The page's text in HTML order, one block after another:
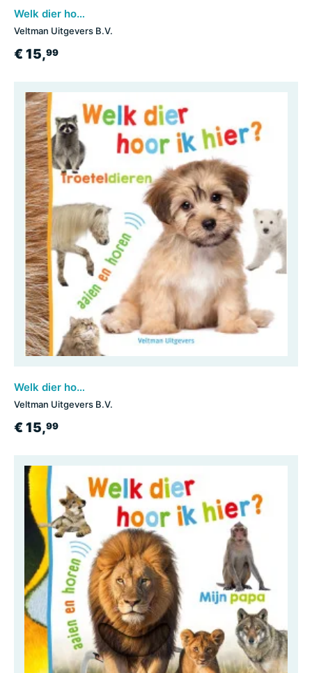
Welk dier hoor ik hier? - in het bos
Veltman Uitgevers B.V.
€ 15,99
Welk dier hoor ik hier? - Troeteldieren
Veltman Uitgevers B.V.
€ 15,99